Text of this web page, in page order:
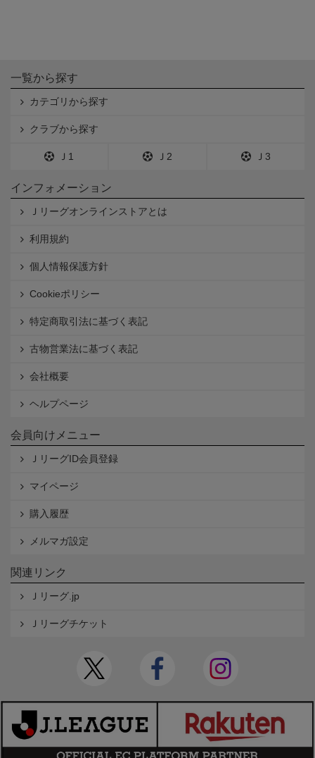
一覧から探す
カテゴリから探す
クラブから探す
Ｊ1 Ｊ2 Ｊ3
インフォメーション
Ｊリーグオンラインストアとは
利用規約
個人情報保護方針
Cookieポリシー
特定商取引法に基づく表記
古物営業法に基づく表記
会社概要
ヘルプページ
会員向けメニュー
ＪリーグID会員登録
マイページ
購入履歴
メルマガ設定
関連リンク
Ｊリーグ.jp
Ｊリーグチケット